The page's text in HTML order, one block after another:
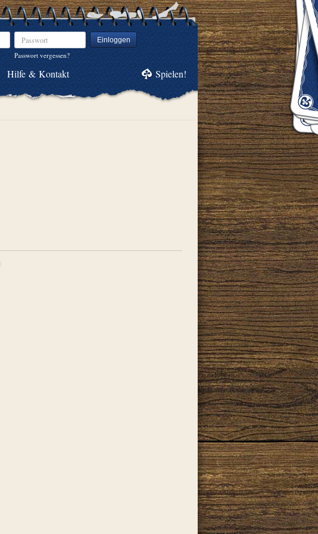
Passwort Einloggen
Passwort vergessen?
Hilfe & Kontakt Spielen!